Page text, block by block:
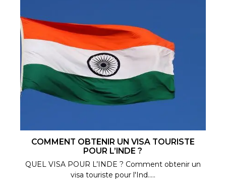
COMMENT OBTENIR UN VISA TOURISTE
POUR L’INDE ?
QUEL VISA POUR L’INDE ? Comment obtenir un
visa touriste pour l'Ind.....